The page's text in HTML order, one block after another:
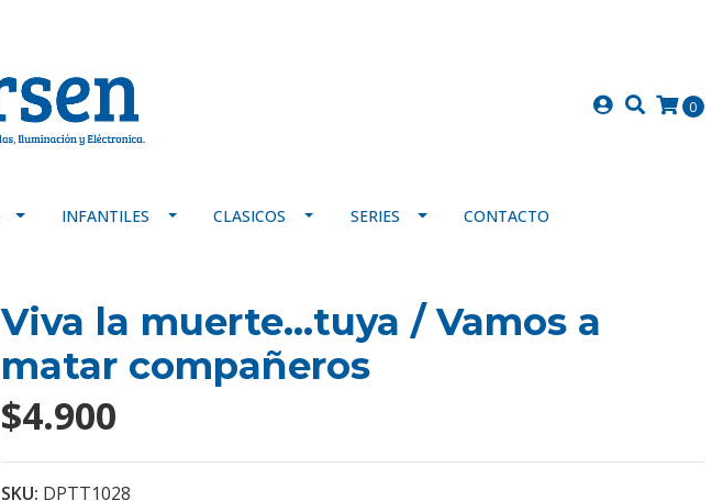
0
INFANTILES CLASICOS SERIES CONTACTO
Viva la muerte...tuya / Vamos a
matar compañeros
$4.900
SKU: DPTT1028